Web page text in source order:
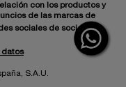
con los productos y
de las marcas de
sociales de socios.
datos
S.A.U.